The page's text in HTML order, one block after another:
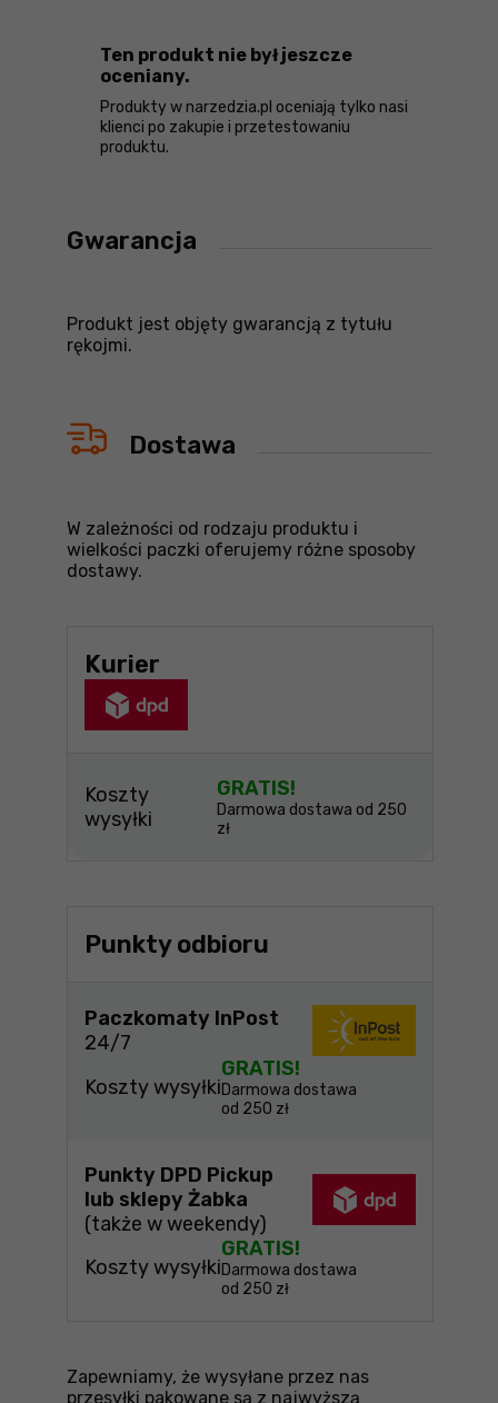
Ten produkt nie był jeszcze
oceniany.
Produkty w narzedzia.pl oceniają tylko nasi
klienci po zakupie i przetestowaniu
produktu.
Gwarancja
Produkt jest objęty gwarancją z tytułu
rękojmi.
Dostawa
W zależności od rodzaju produktu i
wielkości paczki oferujemy różne sposoby
dostawy.
Kurier
Koszty
wysyłki
GRATIS!
Darmowa dostawa od 250
zł
Punkty odbioru
Paczkomaty InPost
24/7
Koszty wysyłki
GRATIS!
Darmowa dostawa
od 250 zł
Punkty DPD Pickup
lub sklepy Żabka
(także w weekendy)
Koszty wysyłki
GRATIS!
Darmowa dostawa
od 250 zł
Zapewniamy, że wysyłane przez nas
przesyłki pakowane są z najwyższą